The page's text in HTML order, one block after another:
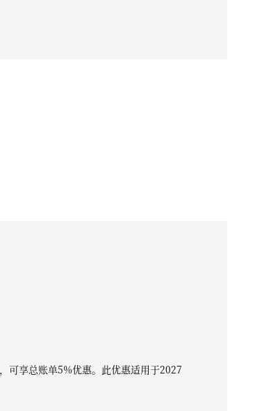
可享总账单5%优惠。此优惠适用于2027